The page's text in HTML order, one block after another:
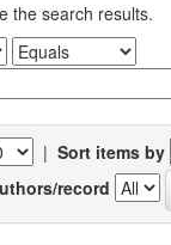
the search results.
| Sort items by
record